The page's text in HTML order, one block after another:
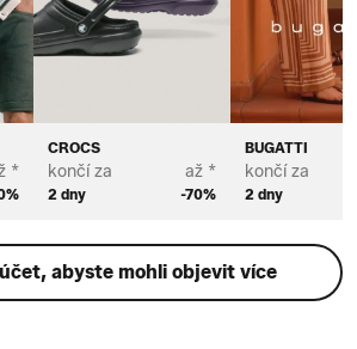
*
CROCS
končí za
2 dny
až *
-70%
BUGATTI
končí za
2 dny
abyste mohli objevit více